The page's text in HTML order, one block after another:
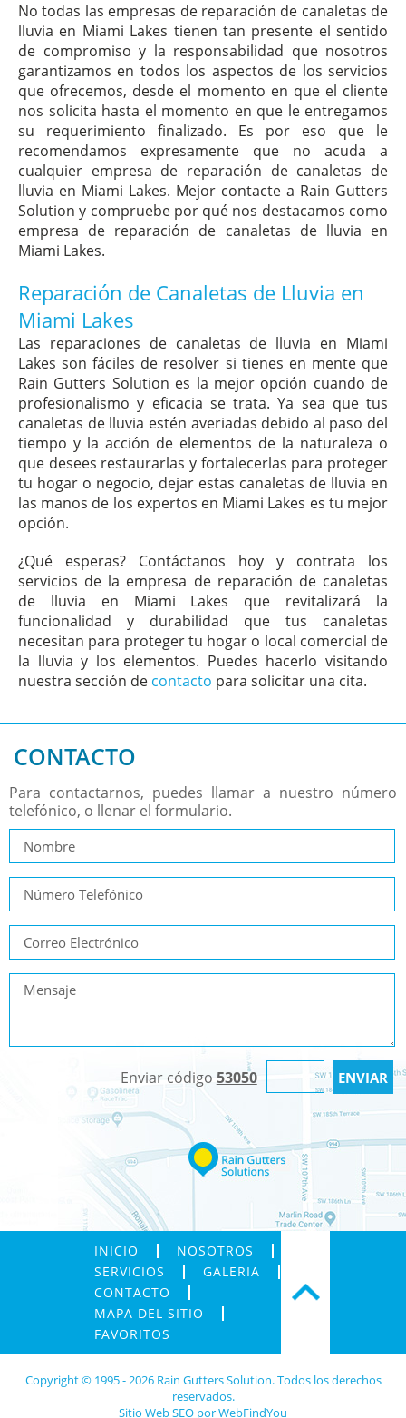
No todas las empresas de reparación de canaletas de
lluvia en Miami Lakes tienen tan presente el sentido
de compromiso y la responsabilidad que nosotros
garantizamos en todos los aspectos de los servicios
que ofrecemos, desde el momento en que el cliente
nos solicita hasta el momento en que le entregamos
su requerimiento finalizado. Es por eso que le
recomendamos expresamente que no acuda a
cualquier empresa de reparación de canaletas de
lluvia en Miami Lakes. Mejor contacte a Rain Gutters
Solution y compruebe por qué nos destacamos como
empresa de reparación de canaletas de lluvia en
Miami Lakes.
Reparación de Canaletas de Lluvia en
Miami Lakes
Las reparaciones de canaletas de lluvia en Miami
Lakes son fáciles de resolver si tienes en mente que
Rain Gutters Solution es la mejor opción cuando de
profesionalismo y eficacia se trata. Ya sea que tus
canaletas de lluvia estén averiadas debido al paso del
tiempo y la acción de elementos de la naturaleza o
que desees restaurarlas y fortalecerlas para proteger
tu hogar o negocio, dejar estas canaletas de lluvia en
las manos de los expertos en Miami Lakes es tu mejor
opción.
¿Qué esperas? Contáctanos hoy y contrata los
servicios de la empresa de reparación de canaletas
de lluvia en Miami Lakes que revitalizará la
funcionalidad y durabilidad que tus canaletas
necesitan para proteger tu hogar o local comercial de
la lluvia y los elementos. Puedes hacerlo visitando
nuestra sección de contacto para solicitar una cita.
CONTACTO
Para contactarnos, puedes llamar a nuestro número
telefónico, o llenar el formulario.
Enviar código 53050
INICIO
NOSOTROS
SERVICIOS
GALERIA
CONTACTO
MAPA DEL SITIO
FAVORITOS
Copyright © 1995 - 2026 Rain Gutters Solution. Todos los derechos
reservados.
Sitio Web SEO porWebFindYou